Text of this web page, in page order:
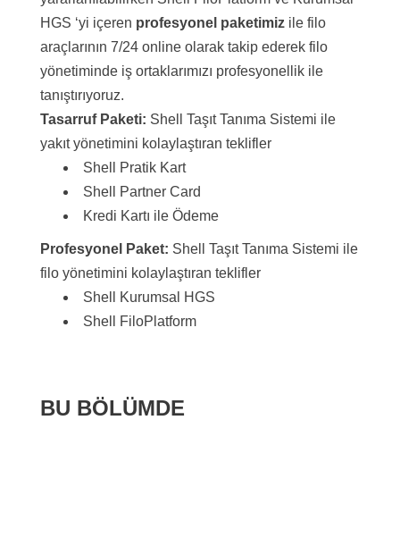
HGS ‘yi içeren profesyonel paketimiz ile filo
araçlarının 7/24 online olarak takip ederek filo
yönetiminde iş ortaklarımızı profesyonellik ile
tanıştırıyoruz.
Tasarruf Paketi: Shell Taşıt Tanıma Sistemi ile
yakıt yönetimini kolaylaştıran teklifler
Shell Pratik Kart
Shell Partner Card
Kredi Kartı ile Ödeme
Profesyonel Paket: Shell Taşıt Tanıma Sistemi ile
filo yönetimini kolaylaştıran teklifler
Shell Kurumsal HGS
Shell FiloPlatform
BU BÖLÜMDE